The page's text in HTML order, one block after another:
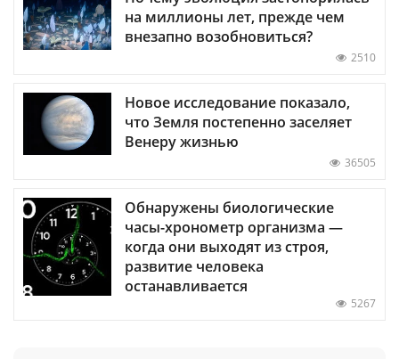
на миллионы лет, прежде чем
внезапно возобновиться?
2510
Новое исследование показало,
что Земля постепенно заселяет
Венеру жизнью
36505
Обнаружены биологические
часы-хронометр организма —
когда они выходят из строя,
развитие человека
останавливается
5267